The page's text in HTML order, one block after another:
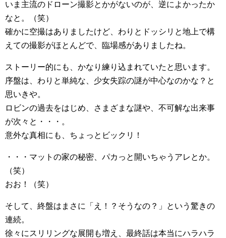
いま主流のドローン撮影とかがないのが、逆によかったか
なと。（笑）
確かに空撮はありましたけど、わりとドッシリと地上で構
えての撮影がほとんどで、臨場感がありましたね。
ストーリー的にも、かなり練り込まれていたと思います。
序盤は、わりと単純な、少女失踪の謎が中心なのかな？と
思いきや。
ロビンの過去をはじめ、さまざまな謎や、不可解な出来事
が次々と・・・。
意外な真相にも、ちょっとビックリ！
・・・マットの家の秘密、パカっと開いちゃうアレとか。
（笑）
おお！（笑）
そして、終盤はまさに「え！？そうなの？」という驚きの
連続。
徐々にスリリングな展開も増え、最終話は本当にハラハラ